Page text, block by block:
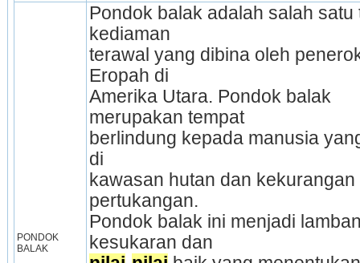
PONDOK
BALAK
Pondok balak adalah salah satu
kediaman
terawal yang dibina oleh
Eropah di
Amerika Utara. Pondok balak
merupakan tempat
berlindung kepada manusia
di
kawasan hutan dan kekurangan
pertukangan.
Pondok balak ini menjadi
kesukaran dan